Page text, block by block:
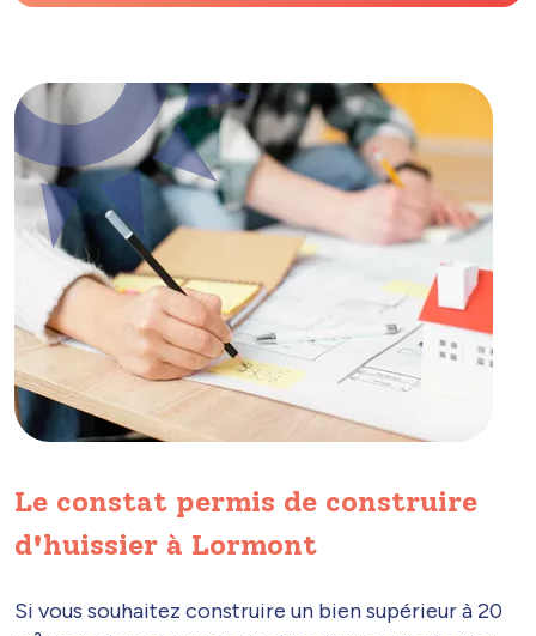
Le constat permis de construire
d'huissier à Lormont
Si vous souhaitez construire un bien supérieur à 20